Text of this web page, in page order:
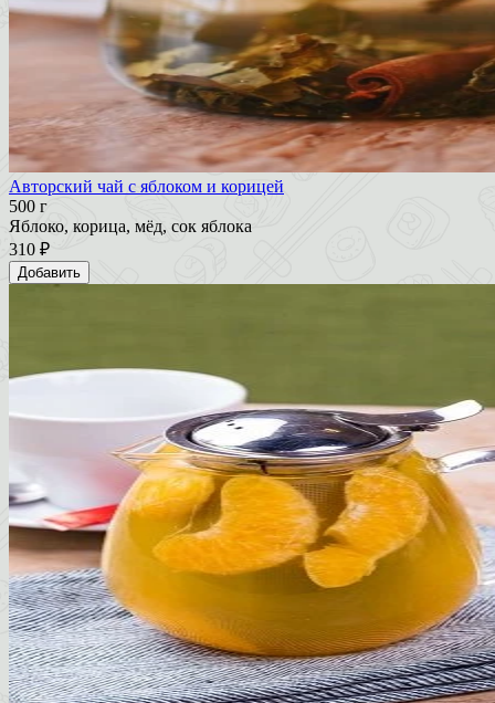
Авторский чай с яблоком и корицей
500 г
Яблоко, корица, мёд, сок яблока
310 ₽
Добавить